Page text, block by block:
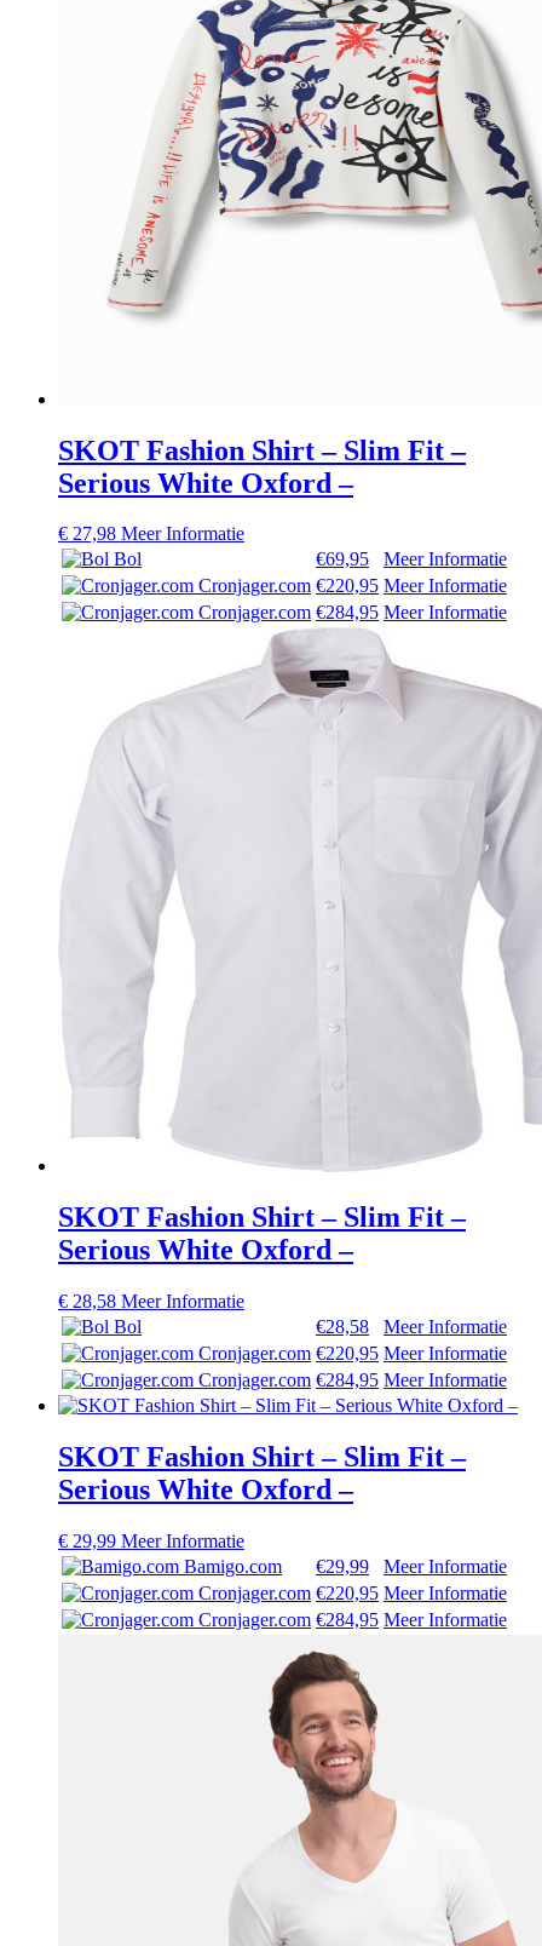
SKOT Fashion Shirt – Slim Fit –
Serious White Oxford –
€ 27,98 Meer Informatie
Bol
€69,95
Meer Informatie
Cronjager.com €220,95 Meer Informatie
Cronjager.com €284,95 Meer Informatie
SKOT Fashion Shirt – Slim Fit –
Serious White Oxford –
€ 28,58 Meer Informatie
Bol
€28,58
Meer Informatie
Cronjager.com €220,95 Meer Informatie
Cronjager.com €284,95 Meer Informatie
SKOT Fashion Shirt – Slim Fit –
Serious White Oxford –
€ 29,99 Meer Informatie
Bamigo.com
€29,99
Meer Informatie
Cronjager.com €220,95 Meer Informatie
Cronjager.com €284,95 Meer Informatie